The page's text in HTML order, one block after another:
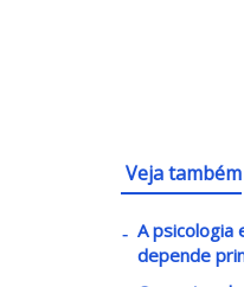
Veja também
A psicologia
depende